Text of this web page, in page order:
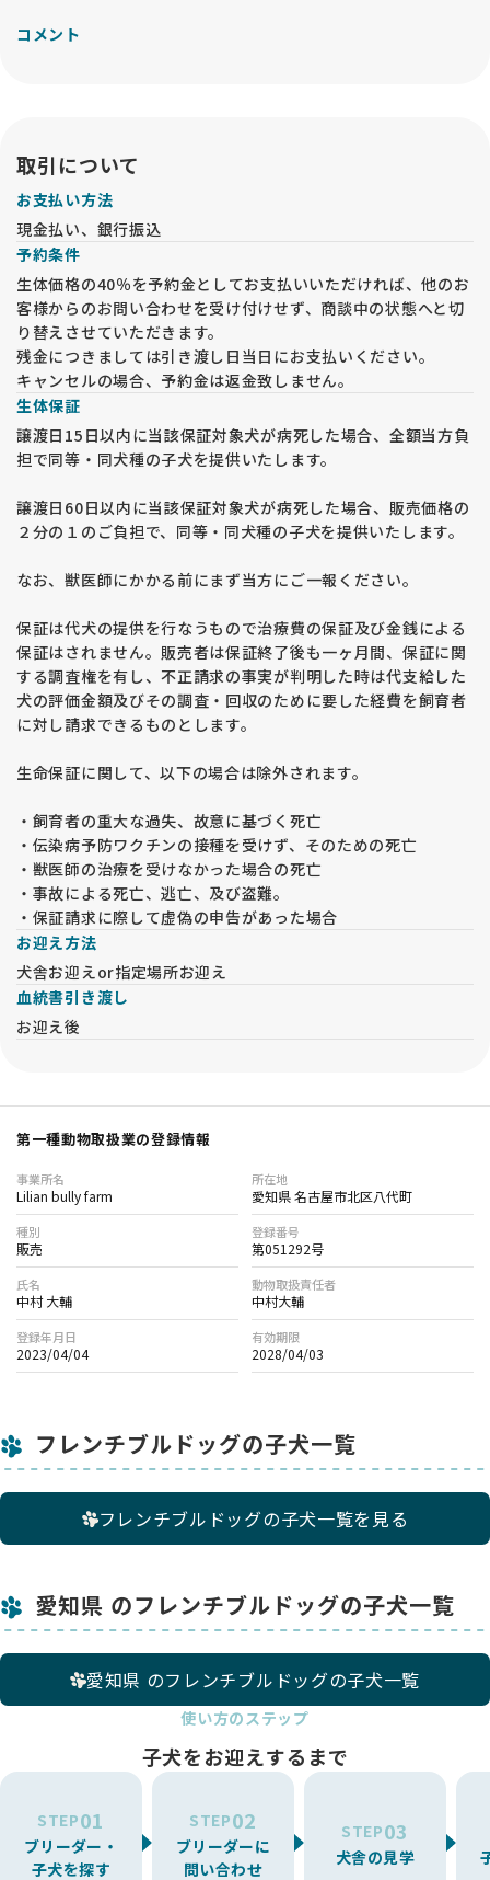
コメント
取引について
お支払い方法
現金払い、銀行振込
予約条件
生体価格の40％を予約金としてお支払いいただければ、他のお
客様からのお問い合わせを受け付けせず、商談中の状態へと切
り替えさせていただきます。
残金につきましては引き渡し日当日にお支払いください。
キャンセルの場合、予約金は返金致しません。
生体保証
譲渡日15日以内に当該保証対象犬が病死した場合、全額当方負
担で同等・同犬種の子犬を提供いたします。
譲渡日60日以内に当該保証対象犬が病死した場合、販売価格の
２分の１のご負担で、同等・同犬種の子犬を提供いたします。
なお、獣医師にかかる前にまず当方にご一報ください。
保証は代犬の提供を行なうもので治療費の保証及び金銭による
保証はされません。販売者は保証終了後も一ヶ月間、保証に関
する調査権を有し、不正請求の事実が判明した時は代支給した
犬の評価金額及びその調査・回収のために要した経費を飼育者
に対し請求できるものとします。
生命保証に関して、以下の場合は除外されます。
・飼育者の重大な過失、故意に基づく死亡
・伝染病予防ワクチンの接種を受けず、そのための死亡
・獣医師の治療を受けなかった場合の死亡
・事故による死亡、逃亡、及び盗難。
・保証請求に際して虚偽の申告があった場合
お迎え方法
犬舎お迎えor指定場所お迎え
血統書引き渡し
お迎え後
第一種動物取扱業の登録情報
事業所名
Lilian bully farm
所在地
愛知県 名古屋市北区八代町
種別
販売
登録番号
第051292号
氏名
中村 大輔
動物取扱責任者
中村大輔
登録年月日
2023/04/04
有効期限
2028/04/03
フレンチブルドッグの子犬一覧
フレンチブルドッグの子犬一覧を見る
愛知県 のフレンチブルドッグの子犬一覧
愛知県 のフレンチブルドッグの子犬一覧
使い方のステップ
子犬をお迎えするまで
STEP01
ブリーダー・
子犬を探す
STEP02
ブリーダーに
問い合わせ
STEP03
犬舎の見学